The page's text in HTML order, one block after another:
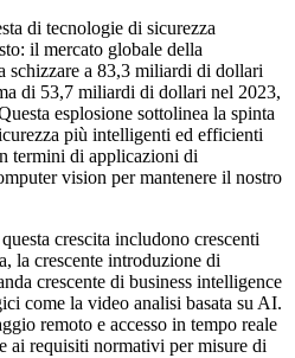
di tecnologie di sicurezza
il mercato globale della
schizzare a 83,3 miliardi di dollari
di 53,7 miliardi di dollari nel 2023,
esplosione sottolinea la spinta
più intelligenti ed efficienti
termini di applicazioni di
vision per mantenere il nostro
crescita includono crescenti
la crescente introduzione di
crescente di business intelligence
come la video analisi basata su AI.
remoto e accesso in tempo reale
ai requisiti normativi per misure di